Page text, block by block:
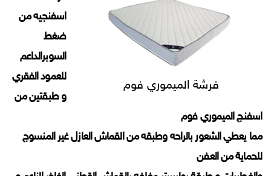
فرشة الميموري فوم
اسفنجيه من
ضغط
السوبرالداعم
للعمود الفقري
و طبقتين من
اسفنج الميموري فوم
مما يعطي الشعور بالراحه وطبقه من القماش العازل غير المنسوج
للحماية من العفن